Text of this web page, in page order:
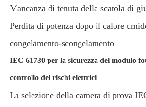
Mancanza di tenuta della scatola di
Perdita di potenza dopo il calore
congelamento-scongelamento
IEC 61730 per la sicurezza del modulo
controllo dei rischi elettrici
La selezione della camera di prova